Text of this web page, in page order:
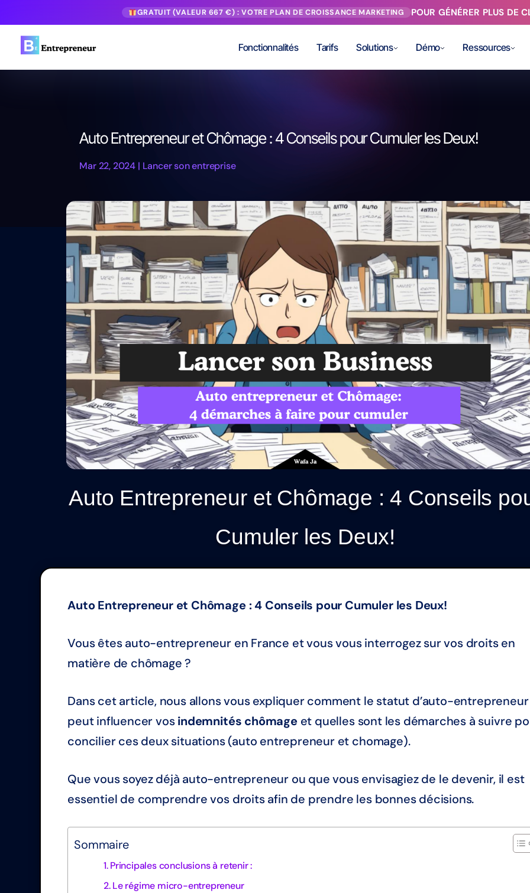
GRATUIT (VALEUR 667 €) : VOTRE PLAN DE CROISSANCE MARKETING POUR GÉNÉRER PLUS DE
Fonctionnalités Tarifs Solutions Démo Ressources
Auto Entrepreneur et Chômage : 4 Conseils pour Cumuler les Deux!
Mar 22, 2024 | Lancer son entreprise
Auto Entrepreneur et Chômage : 4 Conseils
Cumuler les Deux!
Auto Entrepreneur et Chômage : 4 Conseils pour Cumuler les Deux!
Vous êtes auto-entrepreneur en France et vous vous interrogez sur vos droits en
matière de chômage ?
Dans cet article, nous allons vous expliquer comment le statut d’auto-entrepreneur
peut influencer vosindemnités chômageet quelles sont les démarches à suivre
concilier ces deux situations (auto entrepreneur et chomage).
Que vous soyez déjà auto-entrepreneur ou que vous envisagiez de le devenir, il est
essentiel de comprendre vos droits afin de prendre les bonnes décisions.
Sommaire
Principales conclusions à retenir :
Le régime micro-entrepreneur